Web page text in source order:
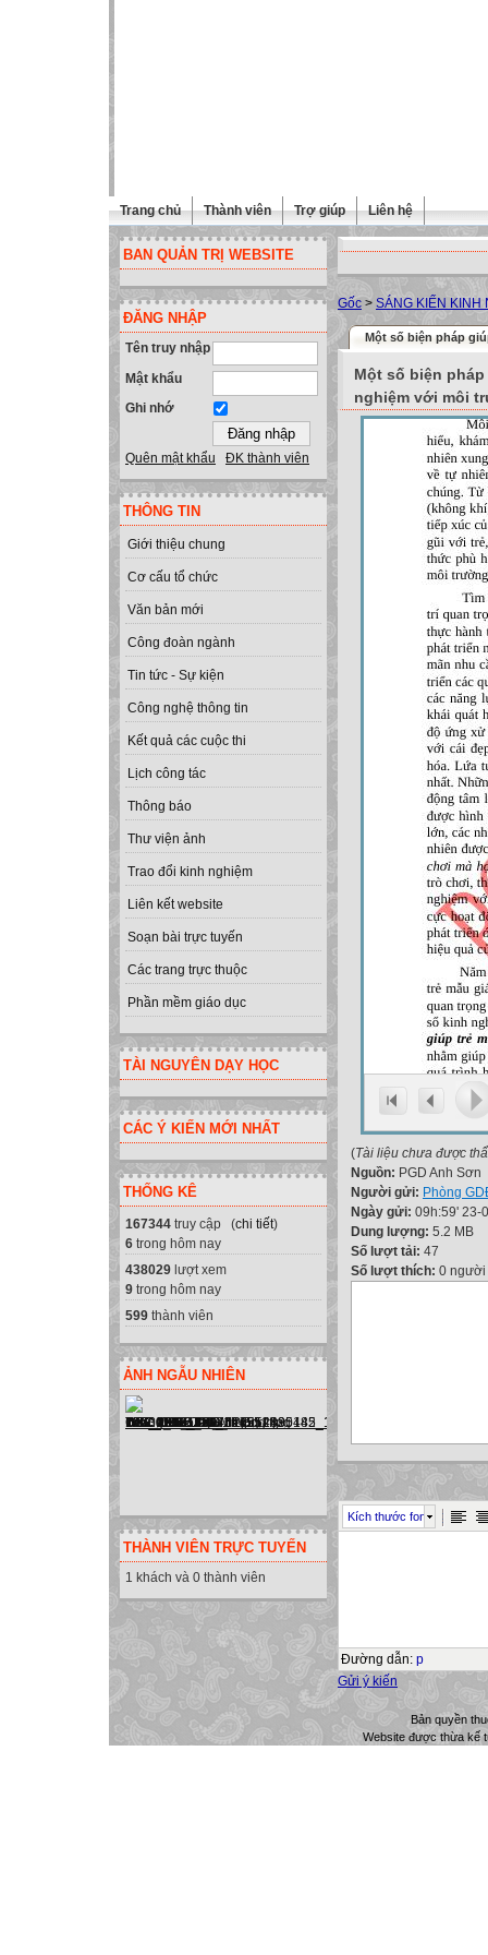
Trang chủ Thành viên Trợ giúp Liên hệ
BAN QUẢN TRỊ WEBSITE
ĐĂNG NHẬP
Tên truy nhập
Mật khẩu
Ghi nhớ
Quên mật khẩu ĐK thành viên
THÔNG TIN
Giới thiệu chung
Cơ cấu tổ chức
Văn bản mới
Công đoàn ngành
Tin tức - Sự kiện
Công nghệ thông tin
Kết quả các cuộc thi
Lịch công tác
Thông báo
Thư viện ảnh
Trao đổi kinh nghiệm
Liên kết website
Soạn bài trực tuyến
Các trang trực thuộc
Phần mềm giáo dục
TÀI NGUYÊN DẠY HỌC
CÁC Ý KIẾN MỚI NHẤT
THỐNG KÊ
167344 truy cập (chi tiết)
6 trong hôm nay
438029 lượt xem
9 trong hôm nay
599 thành viên
ẢNH NGẪU NHIÊN
THÀNH VIÊN TRỰC TUYẾN
1 khách và 0 thành viên
Gốc > SÁNG KIẾN KINH
Một số biện pháp
Một số biện
nghiệm với môi
(Tài liệu chưa được
Nguồn: PGD Anh Sơn
Người gửi: Phòng
Ngày gửi: 09h:59' 23-
Dung lượng: 5.2 MB
Số lượt tải: 47
Số lượt thích: 0 người
Kích thước font
Đường dẫn: p
Gửi ý kiến
Bản quyền
Website được thừa kế